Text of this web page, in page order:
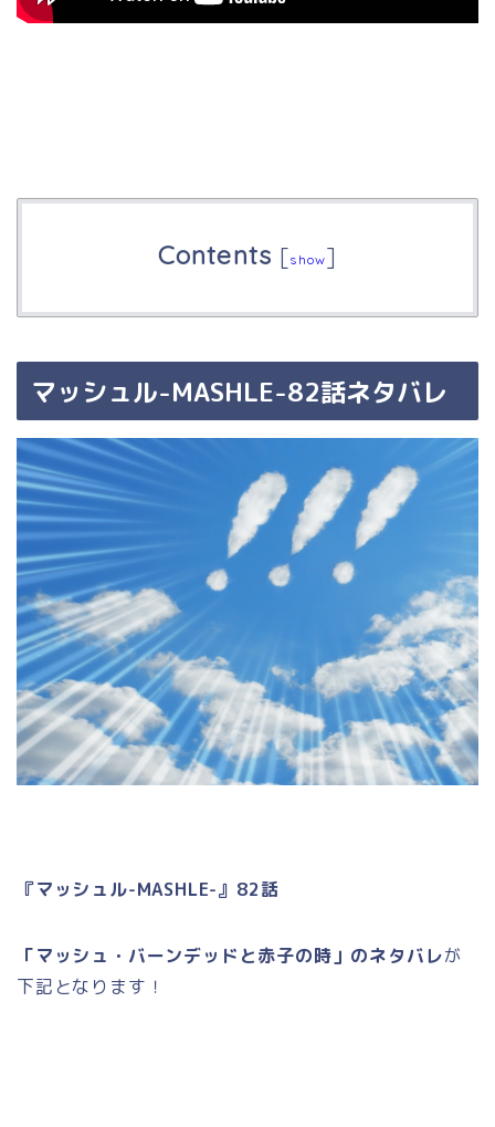
Contents [show]
マッシュル-MASHLE-82話ネタバレ
『マッシュル-MASHLE-』82話
「マッシュ・バーンデッドと赤子の時」のネタバレが
下記となります！